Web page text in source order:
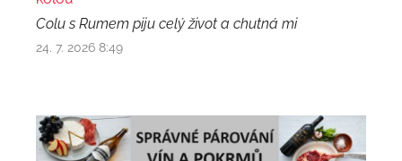
Colu s Rumem piju celý život a chutná mi
24. 7. 2026 8:49